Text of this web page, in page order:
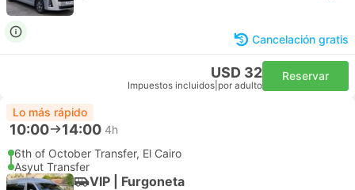
Cancelación gratis
USD 32
Impuestos incluidos por adulto
Reservar
Lo más rápido
10:00 14:00 4h
6th of October Transfer, El Cairo
Asyut Transfer
VIP | Furgoneta